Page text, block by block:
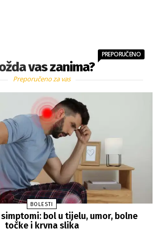
vas zanima?
PREPORUČENO
Preporučeno za vas
BOLESTI
bol u tijelu, umor, bolne
točke i krvna slika